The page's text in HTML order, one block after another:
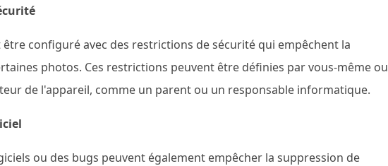
configuré avec des restrictions de sécurité qui empêchent la
photos. Ces restrictions peuvent être définies par vous-même ou
de l'appareil, comme un parent ou un responsable informatique.
ou des bugs peuvent également empêcher la suppression de